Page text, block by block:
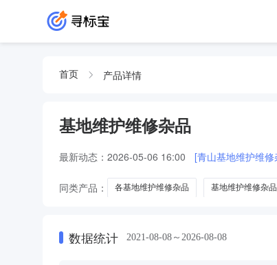
首页 产品详情
基地维护维修杂品
最新动态： 2026-05-06 16:00 [青山基地维护维
同类产品： 各基地维护维修杂品 基地维护维修杂
数据统计 2021-08-08～2026-08-08